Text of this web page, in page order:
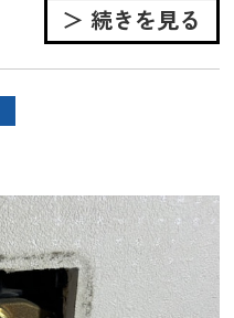
＞ 続きを見る